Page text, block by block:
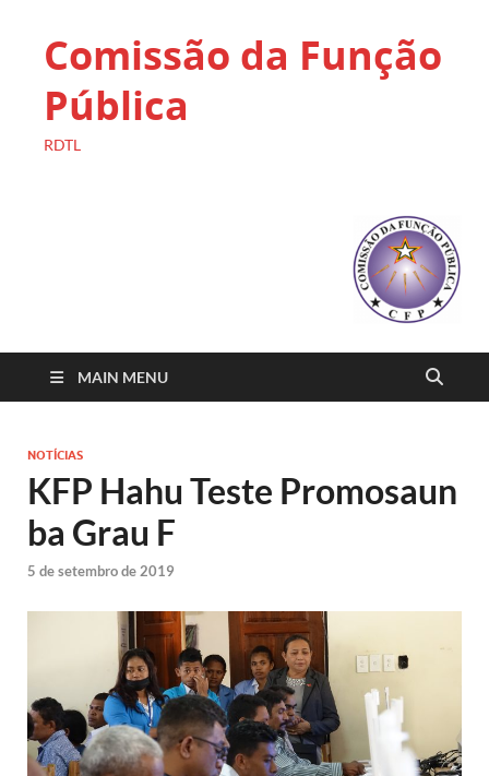
Comissão da Função
Pública
RDTL
MAIN MENU
NOTÍCIAS
KFP Hahu Teste Promosaun
ba Grau F
5 de setembro de 2019